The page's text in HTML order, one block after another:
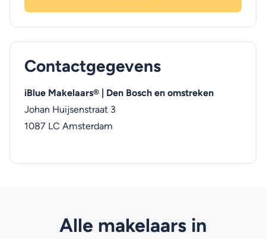
Contactgegevens
iBlue Makelaars® | Den Bosch en omstreken
Johan Huijsenstraat 3
1087 LC Amsterdam
Alle makelaars in